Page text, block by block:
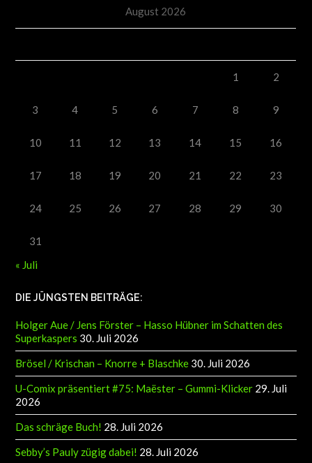
August 2026
1 2
3 4 5 6 7 8 9
10 11 12 13 14 15 16
17 18 19 20 21 22 23
24 25 26 27 28 29 30
31
« Juli
DIE JÜNGSTEN BEITRÄGE:
Holger Aue / Jens Förster – Hasso Hübner im Schatten des
Superkaspers 30. Juli 2026
Brösel / Krischan – Knorre + Blaschke 30. Juli 2026
U-Comix präsentiert #75: Maëster – Gummi-Klicker 29. Juli
2026
Das schräge Buch! 28. Juli 2026
Sebby’s Pauly zügig dabei! 28. Juli 2026